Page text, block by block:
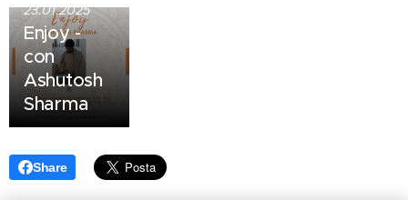
23.01.2025
Enjoy -
con
Ashutosh
Sharma
Share